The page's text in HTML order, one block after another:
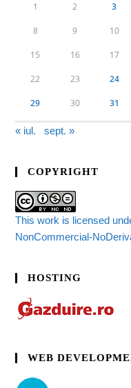
1 2 3
8 9 10
15 16 17
22 23 24
29 30 31
« iul. sept. »
COPYRIGHT
This work is licensed
NonCommercial-
HOSTING
WEB